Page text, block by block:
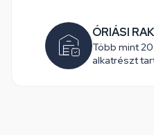
ÓRIÁSI
Több mint
alkatrészt